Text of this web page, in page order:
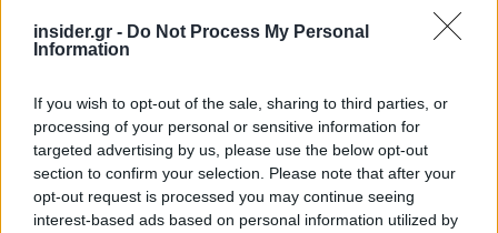
insider.gr - Do Not Process My Personal
Information
If you wish to opt-out of the sale, sharing to third parties, or
processing of your personal or sensitive information for
targeted advertising by us, please use the below opt-out
section to confirm your selection. Please note that after your
opt-out request is processed you may continue seeing
interest-based ads based on personal information utilized by
σύγκριση με το -9,9% την ίδια περίοδο πέρυσι.
αυξήθηκαν κατά 1,7% σε ετήσια βάση, ήτοι με
χαμηλότερο ρυθμό σε σύγκριση με τον
Φεβρουάριο που είχαν λάβει εορταστική ώθηση
2,8%. Η βιομηχανική παραγωγή αυξήθηκε κατά
5,7% τον περασμένο μήνα σε σχέση με το